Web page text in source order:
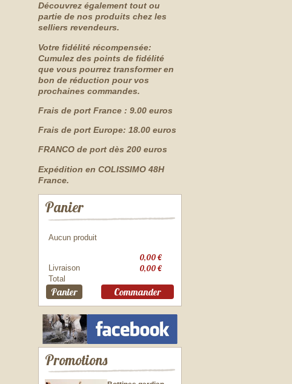
Découvrez également tout ou
partie de nos produits chez les
selliers revendeurs.
Votre fidélité récompensée:
Cumulez des points de fidélité
que vous pourrez transformer en
bon de réduction pour vos
prochaines commandes.
Frais de port France : 9.00 euros
Frais de port Europe: 18.00 euros
FRANCO de port dès 200 euros
Expédition en COLISSIMO 48H
France.
Panier
Aucun produit
0,00 €
Livraison 0,00 €
Total
Panier Commander
Promotions